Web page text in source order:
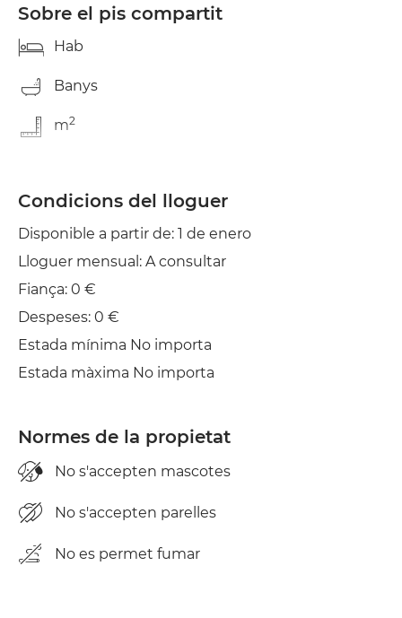
Sobre el pis compartit
Hab
Banys
m2
Condicions del lloguer
Disponible a partir de: 1 de enero
Lloguer mensual: A consultar
Fiança: 0 €
Despeses: 0 €
Estada mínima No importa
Estada màxima No importa
Normes de la propietat
No s'accepten mascotes
No s'accepten parelles
No es permet fumar